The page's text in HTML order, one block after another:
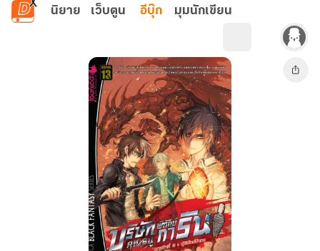
ข้ามไปยังเนื้อหาหลัก
นิยาย เว็บตูน อีบุ๊ก มุมนักเขียน